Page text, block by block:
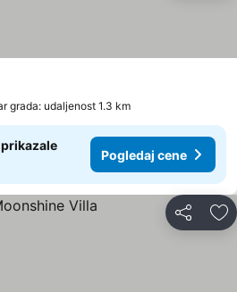
grada: udaljenost 1.3 km
Pogledaj cene
Deli